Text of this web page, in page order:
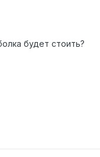
будет стоить?